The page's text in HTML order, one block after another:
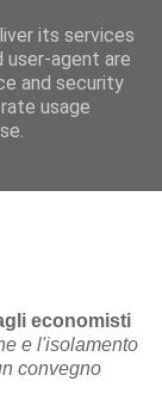
chiamano
maggioranza.
è fatta di
economisti
e l'isolamento
convegno
its services
user-agent are
and security
usage